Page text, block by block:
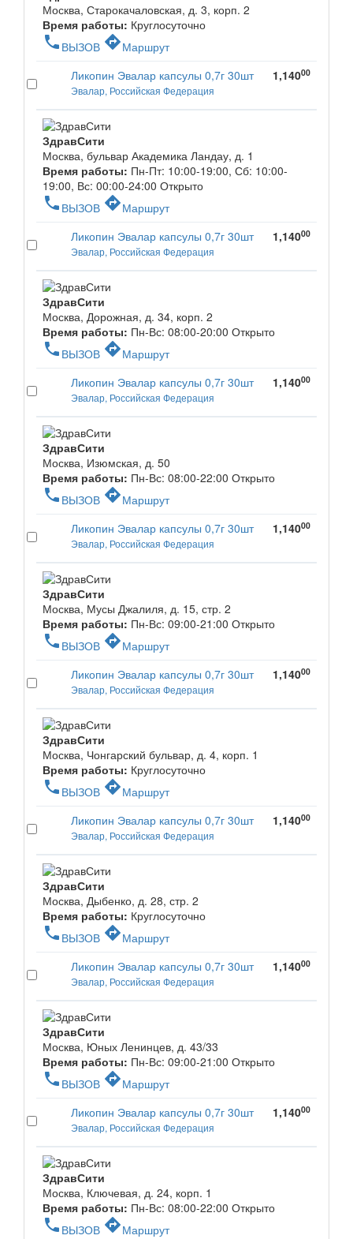
Москва, Старокачаловская, д. 3, корп. 2
Время работы: Круглосуточно
phone ВЫЗОВ directionsМаршрут
Ликопин Эвалар капсулы 0,7г 30шт
Эвалар, Российская Федерация
1,14000
ЗдравСити
Москва, бульвар Академика Ландау, д. 1
Время работы: Пн-Пт: 10:00-19:00, Сб: 10:00-
19:00, Вс: 00:00-24:00 Открыто
phone ВЫЗОВ directionsМаршрут
Ликопин Эвалар капсулы 0,7г 30шт
Эвалар, Российская Федерация
1,14000
ЗдравСити
Москва, Дорожная, д. 34, корп. 2
Время работы: Пн-Вс: 08:00-20:00 Открыто
phone ВЫЗОВ directionsМаршрут
Ликопин Эвалар капсулы 0,7г 30шт
Эвалар, Российская Федерация
1,14000
ЗдравСити
Москва, Изюмская, д. 50
Время работы: Пн-Вс: 08:00-22:00 Открыто
phone ВЫЗОВ directionsМаршрут
Ликопин Эвалар капсулы 0,7г 30шт
Эвалар, Российская Федерация
1,14000
ЗдравСити
Москва, Мусы Джалиля, д. 15, стр. 2
Время работы: Пн-Вс: 09:00-21:00 Открыто
phone ВЫЗОВ directionsМаршрут
Ликопин Эвалар капсулы 0,7г 30шт
Эвалар, Российская Федерация
1,14000
ЗдравСити
Москва, Чонгарский бульвар, д. 4, корп. 1
Время работы: Круглосуточно
phone ВЫЗОВ directionsМаршрут
Ликопин Эвалар капсулы 0,7г 30шт
Эвалар, Российская Федерация
1,14000
ЗдравСити
Москва, Дыбенко, д. 28, стр. 2
Время работы: Круглосуточно
phone ВЫЗОВ directionsМаршрут
Ликопин Эвалар капсулы 0,7г 30шт
Эвалар, Российская Федерация
1,14000
ЗдравСити
Москва, Юных Ленинцев, д. 43/33
Время работы: Пн-Вс: 09:00-21:00 Открыто
phone ВЫЗОВ directionsМаршрут
Ликопин Эвалар капсулы 0,7г 30шт
Эвалар, Российская Федерация
1,14000
ЗдравСити
Москва, Ключевая, д. 24, корп. 1
Время работы: Пн-Вс: 08:00-22:00 Открыто
phone ВЫЗОВ directionsМаршрут